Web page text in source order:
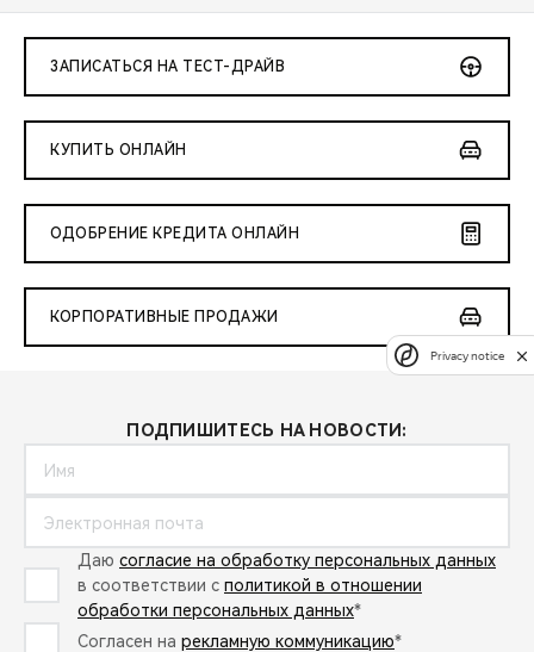
ЗАПИСАТЬСЯ НА ТЕСТ-ДРАЙВ
КУПИТЬ ОНЛАЙН
ОДОБРЕНИЕ КРЕДИТА ОНЛАЙН
КОРПОРАТИВНЫЕ ПРОДАЖИ
ПОДПИШИТЕСЬ НА НОВОСТИ:
Даю согласие на обработку персональных данных
в соответствии с политикой в отношении
обработки персональных данных*
Согласен на рекламную коммуникацию*
Privacy notice